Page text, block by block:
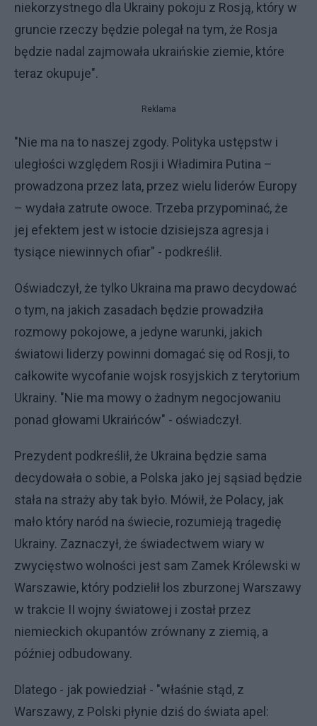
niekorzystnego dla Ukrainy pokoju z Rosją, który w
gruncie rzeczy będzie polegał na tym, że Rosja
będzie nadal zajmowała ukraińskie ziemie, które
teraz okupuje".
Reklama
"Nie ma na to naszej zgody. Polityka ustępstw i
uległości względem Rosji i Władimira Putina –
prowadzona przez lata, przez wielu liderów Europy
– wydała zatrute owoce. Trzeba przypominać, że
jej efektem jest w istocie dzisiejsza agresja i
tysiące niewinnych ofiar" - podkreślił.
Oświadczył, że tylko Ukraina ma prawo decydować
o tym, na jakich zasadach będzie prowadziła
rozmowy pokojowe, a jedyne warunki, jakich
światowi liderzy powinni domagać się od Rosji, to
całkowite wycofanie wojsk rosyjskich z terytorium
Ukrainy. "Nie ma mowy o żadnym negocjowaniu
ponad głowami Ukraińców" - oświadczył.
Prezydent podkreślił, że Ukraina będzie sama
decydowała o sobie, a Polska jako jej sąsiad będzie
stała na straży aby tak było. Mówił, że Polacy, jak
mało który naród na świecie, rozumieją tragedię
Ukrainy. Zaznaczył, że świadectwem wiary w
zwycięstwo wolności jest sam Zamek Królewski w
Warszawie, który podzielił los zburzonej Warszawy
w trakcie II wojny światowej i został przez
niemieckich okupantów zrównany z ziemią, a
później odbudowany.
Dlatego - jak powiedział - "właśnie stąd, z
Warszawy, z Polski płynie dziś do świata apel: